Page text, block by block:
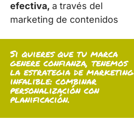
efectiva, a través del
marketing de contenidos
Si quieres que tu marca
genere confianza, tenemos
la estrategia de marketing
infalible: combinar
personalización con
planificación.